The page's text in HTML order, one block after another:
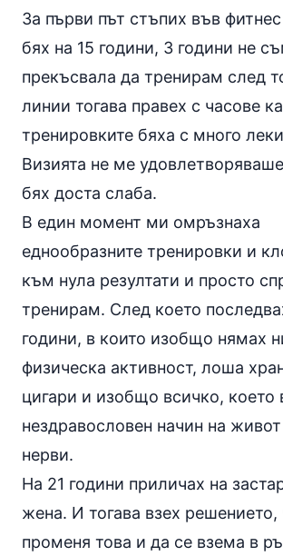
За първи път стъпих във фитнес
бях на 15 години, 3 години не
прекъсвала да тренирам след
линии тогава правех с часове
тренировките бяха с много
Визията не ме
бях доста слаба.
В един момент ми омръзнаха
еднообразните тренировки и
към нула резултати и просто
тренирам. След което
години, в които изобщо нямах
физическа активност, лоша
цигари и изобщо всичко, което
нездравословен начин на
нерви.
На 21 години приличах на
жена. И тогава взех решението,
променя това и да се взема в